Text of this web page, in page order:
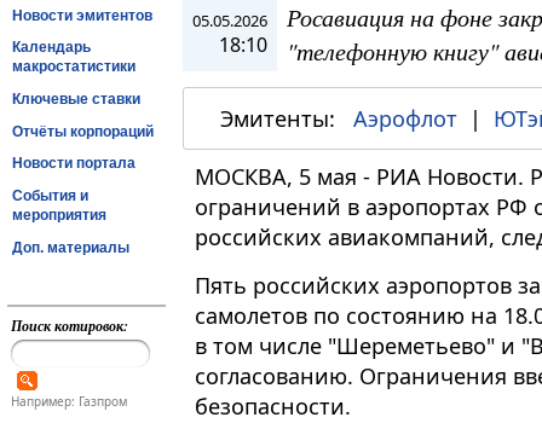
Новости эмитентов
Календарь
макростатистики
Ключевые ставки
Отчёты корпораций
Новости портала
События и
мероприятия
Доп. материалы
Поиск котировок:
Например: Газпром
05.05.2026
18:10
Росавиация на фоне
"телефонную книгу"
Эмитенты: Аэрофлот |
МОСКВА, 5 мая - РИА Новости.
ограничений в аэропортах РФ
российских авиакомпаний,
Пять российских аэропортов
самолетов по состоянию на
в том числе "Шереметьево" и
согласованию. Ограничения
безопасности.